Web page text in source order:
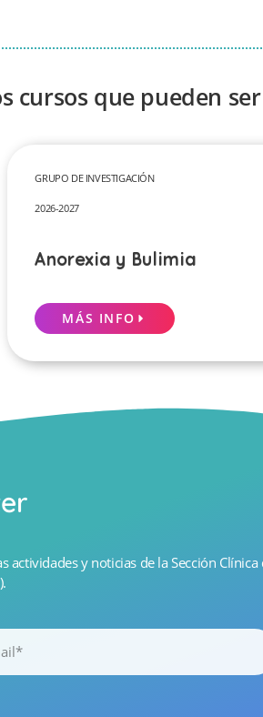
cursos que pueden
GRUPO DE INVESTIGACIÓN
2026-2027
Anorexia y Bulimia
MÁS INFO
y noticias de la Sección Clínica